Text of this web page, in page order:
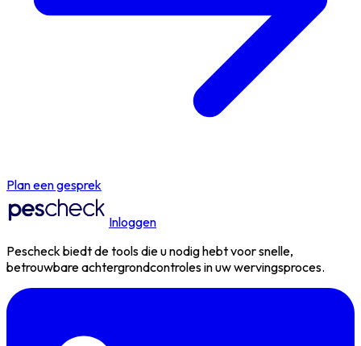
Plan een gesprek
Inloggen
Pescheck biedt de tools die u nodig hebt voor snelle,
betrouwbare achtergrondcontroles in uw wervingsproces.